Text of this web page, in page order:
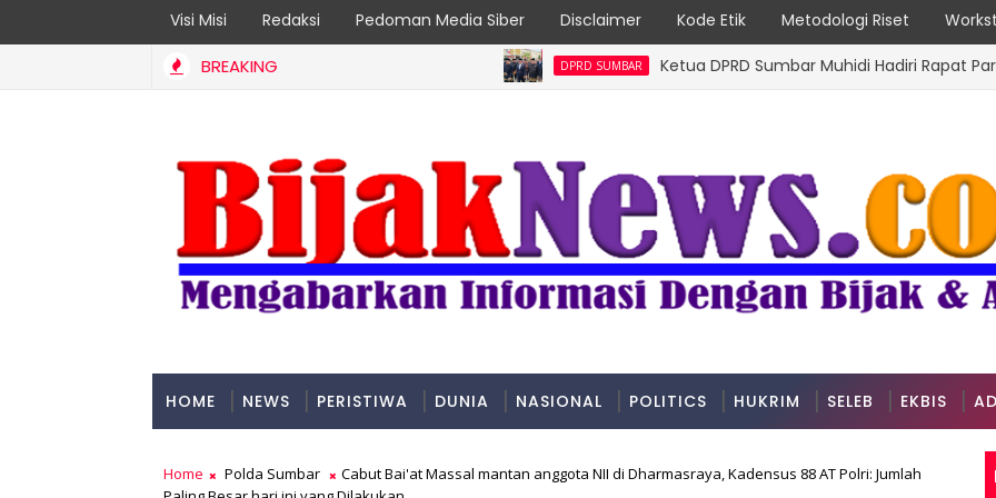
Visi Misi Redaksi Pedoman Media Siber Disclaimer Kode Etik Metodologi Riset
BREAKING DPRD SUMBAR Ketua DPRD Sumbar Muhidi Hadiri Rapat
HOME NEWS PERISTIWA DUNIA NASIONAL POLITICS HUKRIM SELEB EKBIS
Home Polda Sumbar
Cabut Bai'at Massal mantan anggota NII di Dharmasraya, Kadensus 88 AT Polri: Jumlah